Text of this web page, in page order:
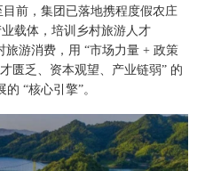
前，集团已落地携程度假农庄
载体，培训乡村旅游人才
旅游消费，用 “市场力量 + 政策
匮乏、资本观望、产业链弱” 的
“核心引擎”。